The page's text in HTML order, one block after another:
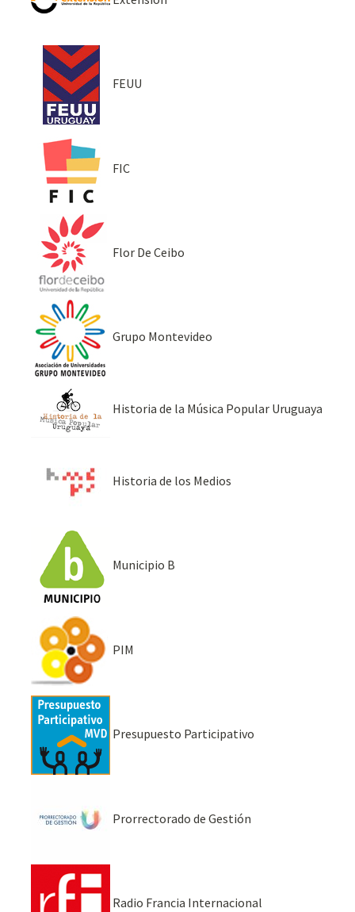
FEUU
FIC
Flor De Ceibo
Grupo Montevideo
Historia de la Música Popular Uruguaya
Historia de los Medios
Municipio B
PIM
Presupuesto Participativo
Prorrectorado de Gestión
Radio Francia Internacional